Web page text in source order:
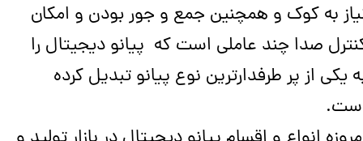
به کوک و همچنین جمع و جور بودن و امکان
صدا چند عاملی است که پیانو دیجیتال را
یکی از پر طرفدارترین نوع پیانو تبدیل کرده